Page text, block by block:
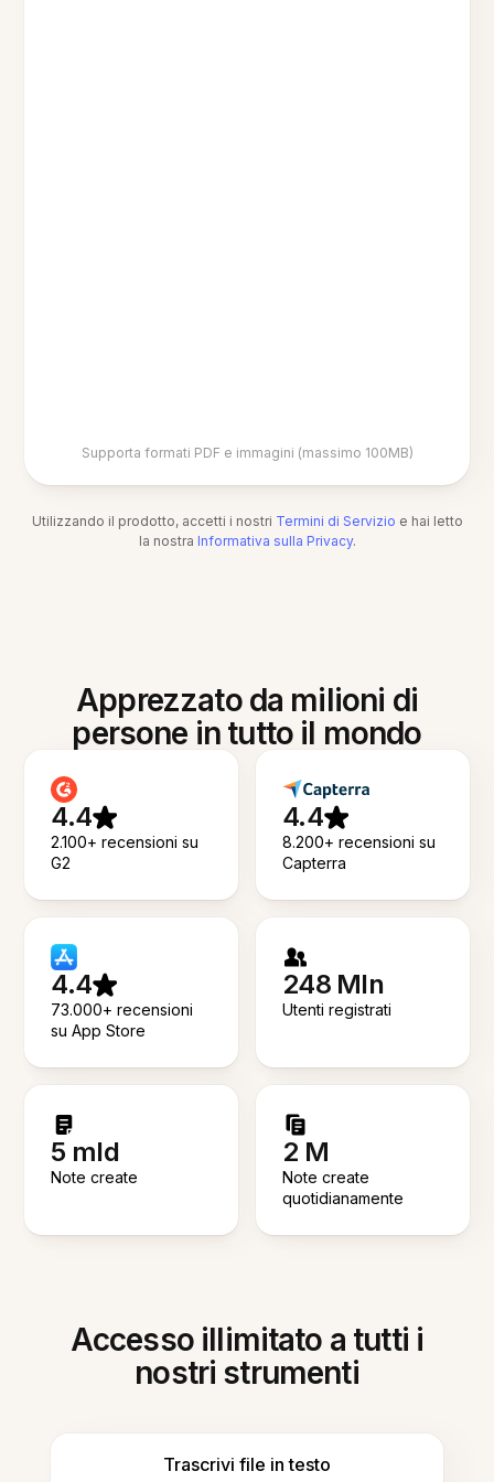
Supporta formati PDF e immagini (massimo 100MB)
Utilizzando il prodotto, accetti i nostri Termini di Servizio e hai letto
la nostra Informativa sulla Privacy.
Apprezzato da milioni di
persone in tutto il mondo
4.4
2.100+ recensioni su
G2
4.4
8.200+ recensioni su
Capterra
4.4
73.000+ recensioni
su App Store
248 Mln
Utenti registrati
5 mld
Note create
2 M
Note create
quotidianamente
Accesso illimitato a tutti i
nostri strumenti
Trascrivi file in testo